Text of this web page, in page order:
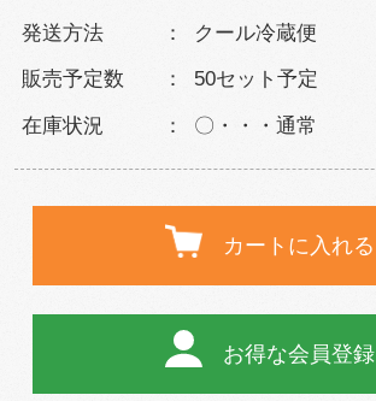
発送方法 クール冷蔵便
販売予定数 50セット予定
在庫状況 〇・・・通常
カートに入れる
お得な会員登録